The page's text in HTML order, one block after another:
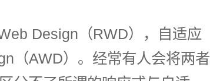
Design（RWD），自适应
（AWD）。经常有人会将两者